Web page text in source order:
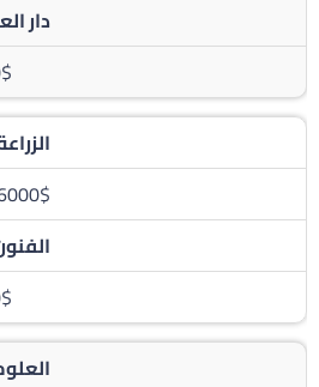
دار
الزراعة
6000$:5000$
العلوم